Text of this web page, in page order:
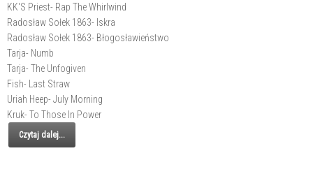
KK'S Priest- Rap The Whirlwind
Radosław Sołek 1863- Iskra
Radosław Sołek 1863- Błogosławieństwo
Tarja- Numb
Tarja- The Unfogiven
Fish- Last Straw
Uriah Heep- July Morning
Kruk- To Those In Power
Czytaj dalej...